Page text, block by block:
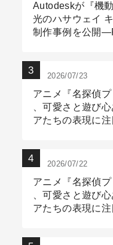
Autodeskが『機
光のハサウェイ
制作事例を公開
2026/07/23
アニメ『名探偵
、可愛さと遊び
アたちの表現に
2026/07/22
アニメ『名探偵
、可愛さと遊び
アたちの表現に